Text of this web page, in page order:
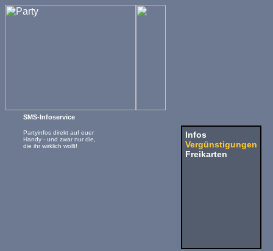
SMS-Infoservice
Partyinfos direkt auf euer
Handy - und zwar nur die,
die ihr wirklich wollt!
Infos
Vergünstigungen
Freikarten